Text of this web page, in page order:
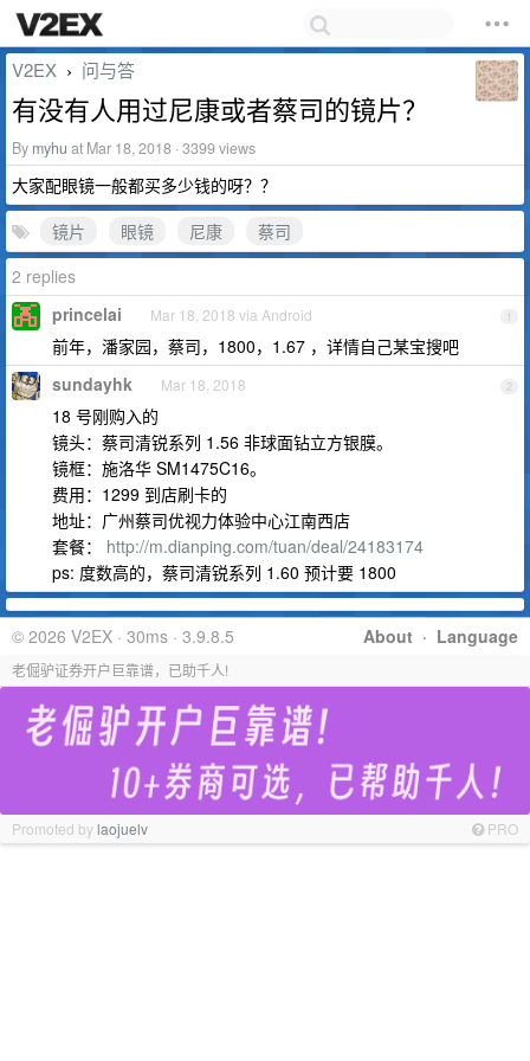
V2EX › 问与答
有没有人用过尼康或者蔡司的镜片？
By myhu at Mar 18, 2018 · 3399 views
大家配眼镜一般都买多少钱的呀？？
镜片
眼镜 尼康
蔡司
2 replies
1
princelai Mar 18, 2018 via Android
前年，潘家园，蔡司，1800，1.67 ，详情自己某宝搜吧
2
sundayhk Mar 18, 2018
18 号刚购入的
镜头：蔡司清锐系列 1.56 非球面钻立方银膜。
镜框：施洛华 SM1475C16。
费用：1299 到店刷卡的
地址：广州蔡司优视力体验中心江南西店
套餐： http://m.dianping.com/tuan/deal/24183174
ps: 度数高的，蔡司清锐系列 1.60 预计要 1800
About · Language
© 2026 V2EX · 30ms · 3.9.8.5
老倔驴证券开户巨靠谱，已助千人!
Promoted bylaojuelv PRO